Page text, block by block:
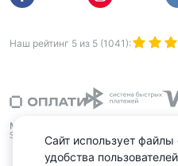
Наш рейтинг 5 из 5 (1041 ):
Сайт использует
удобства